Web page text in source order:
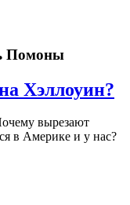
Помоны
Хэллоуин?
вырезают
в Америке и у нас?